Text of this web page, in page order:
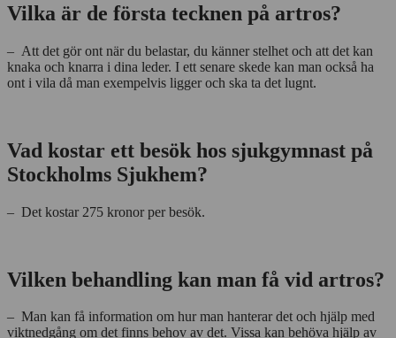
Vilka är de första tecknen på artros?
– Att det gör ont när du belastar, du känner stelhet och att det kan
knaka och knarra i dina leder. I ett senare skede kan man också ha
ont i vila då man exempelvis ligger och ska ta det lugnt.
Vad kostar ett besök hos sjukgymnast på
Stockholms Sjukhem?
– Det kostar 275 kronor per besök.
Vilken behandling kan man få vid artros?
– Man kan få information om hur man hanterar det och hjälp med
viktnedgång om det finns behov av det. Vissa kan behöva hjälp av